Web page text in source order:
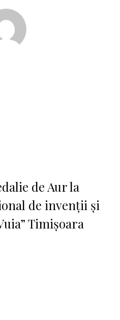
de Aur la
de invenții și
Timișoara